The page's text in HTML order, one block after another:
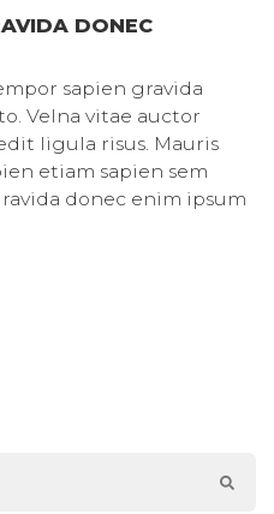
DONEC
sapien gravida
Velna vitae auctor
ligula risus. Mauris
etiam sapien sem
donec enim ipsum